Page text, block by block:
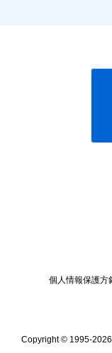
個人情報保護方
Copyright © 1995-2026